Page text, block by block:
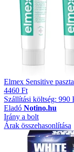
Elmex Sensitive
4460 Ft
Szállítási költség: 990
Eladó Notino.hu
Irány a bolt
Árak összehasonlítása